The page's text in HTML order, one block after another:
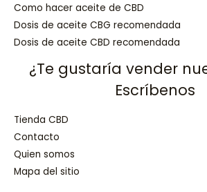
Como hacer aceite de CBD
Dosis de aceite CBG recomendada
Dosis de aceite CBD recomendada
¿Te gustaría vender
Escríbenos
Tienda CBD
Contacto
Quien somos
Mapa del sitio